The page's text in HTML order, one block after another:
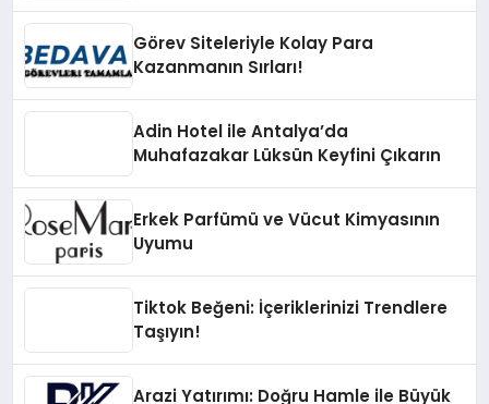
Görev Siteleriyle Kolay Para
Kazanmanın Sırları!
Adin Hotel ile Antalya’da
Muhafazakar Lüksün Keyfini Çıkarın
Erkek Parfümü ve Vücut Kimyasının
Uyumu
Tiktok Beğeni: İçeriklerinizi Trendlere
Taşıyın!
Arazi Yatırımı: Doğru Hamle ile Büyük